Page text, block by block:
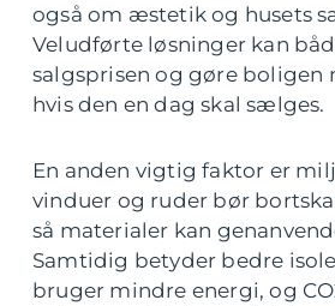
også om æstetik og husets
Veludførte løsninger kan
salgsprisen og gøre boligen
hvis den en dag skal sælges.
En anden vigtig faktor er
vinduer og ruder bør
så materialer kan
Samtidig betyder bedre
bruger mindre energi, og